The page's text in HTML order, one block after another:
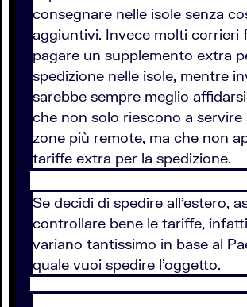
consegnare nelle isole senza
aggiuntivi. Invece molti corrieri
pagare un supplemento extra
spedizione nelle isole, mentre
sarebbe sempre meglio
che non solo riescono a servire
zone più remote, ma che non
tariffe extra per la spedizione.
Se decidi di spedire all'estero,
controllare bene le tariffe,
variano tantissimo in base al
quale vuoi spedire l'oggetto.